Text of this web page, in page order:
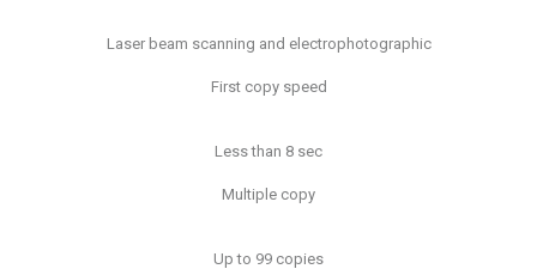
Laser beam scanning and electrophotographic
First copy speed
Less than 8 sec
Multiple copy
Up to 99 copies